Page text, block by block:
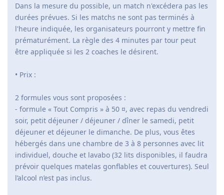
Dans la mesure du possible, un match n'excédera pas les
durées prévues. Si les matchs ne sont pas terminés à
l'heure indiquée, les organisateurs pourront y mettre fin
prématurément. La règle des 4 minutes par tour peut
être appliquée si les 2 coaches le désirent.
• Prix :
2 formules vous sont proposées :
- formule « Tout Compris » à 50 ¤, avec repas du vendredi
soir, petit déjeuner / déjeuner / dîner le samedi, petit
déjeuner et déjeuner le dimanche. De plus, vous êtes
hébergés dans une chambre de 3 à 8 personnes avec lit
individuel, douche et lavabo (32 lits disponibles, il faudra
prévoir quelques matelas gonflables et couvertures). Seul
l’alcool n’est pas inclus.